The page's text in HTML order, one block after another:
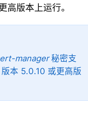
高版本上运行。
manager秘密支
本 5.0.10 或更高版